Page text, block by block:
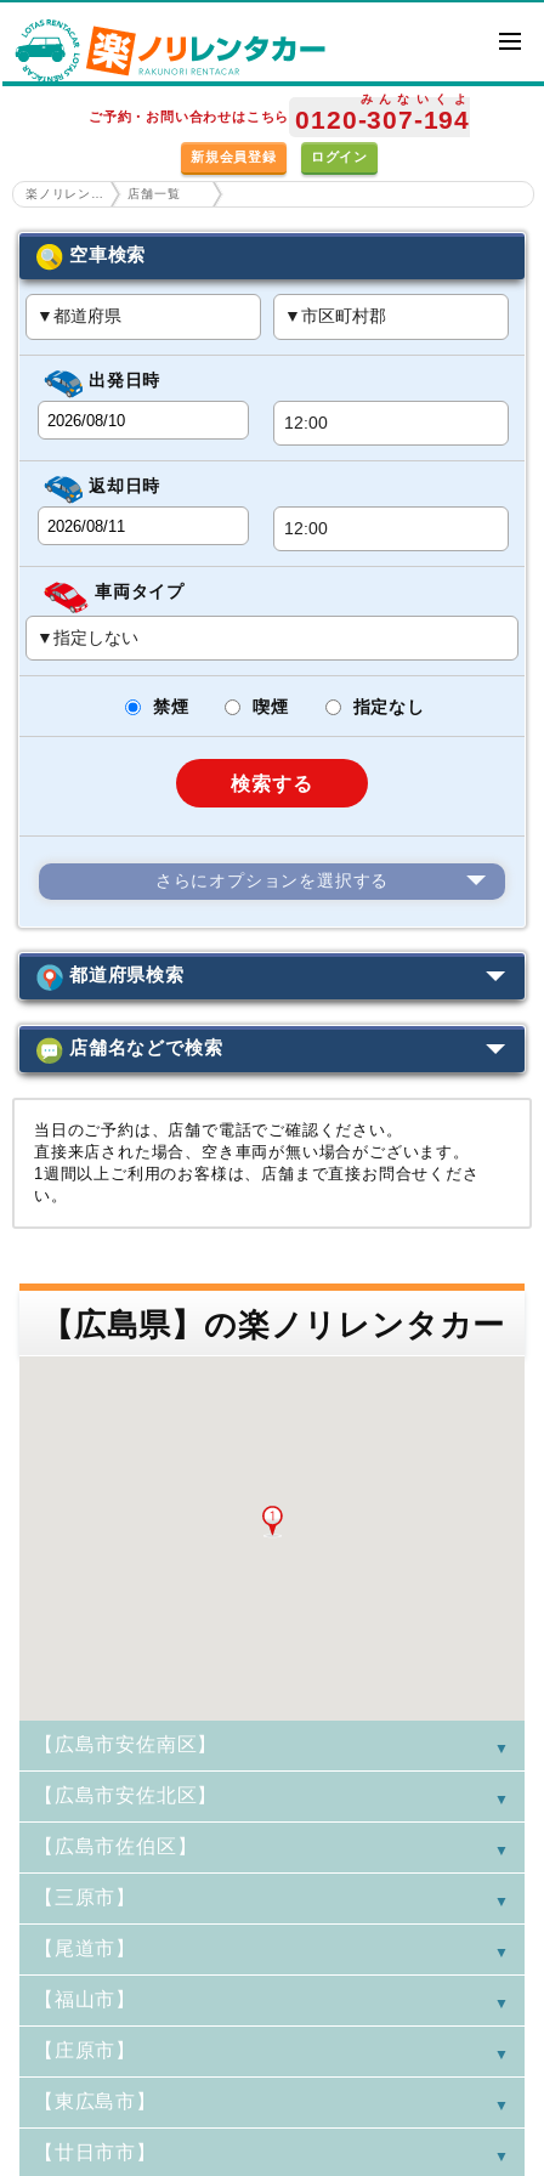
ご予約・お問い合わせはこちら 0120-307
みんな
-194
いくよ
新規会員登録 ログイン
楽ノリレンタカー ホーム 店舗一覧
空車検索
出発日時
返却日時
車両タイプ
禁煙 喫煙 指定なし
検索する
さらにオプションを選択する
4WD
スタッドレス
カーナビ（店舗にて装着）
ジュニアシート
チャイルドシート
台
検索する
都道府県検索
北陸
甲信越
関東
中部
近畿
中国
沖縄
店舗名などで検索
店舗名･駅名･空港名などで検索できます。
店舗名・住所 空港名・駅名など
検索する
当日のご予約は、店舗で電話でご確認ください。
直接来店された場合、空き車両が無い場合がございます。
1週間以上ご利用のお客様は、店舗まで直接お問合せくださ
い。
【広島県】の楽ノリレンタカー
【広島市安佐南区】
【広島市安佐北区】
【広島市佐伯区】
【三原市】
【尾道市】
【福山市】
【庄原市】
【東広島市】
【廿日市市】